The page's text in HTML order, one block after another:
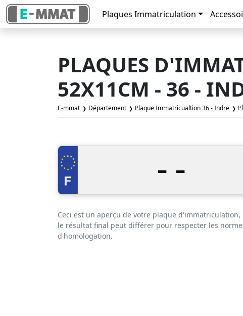
Plaques Immatriculation
PLAQUES
52X11CM - 36 -
E-mmat Département Plaque Immatricualtion 36 - Indre
- -
Ceci est un aperçu de votre plaque d'immatriculation,
le résultat final peut différer pour respecter les
d'homologation.